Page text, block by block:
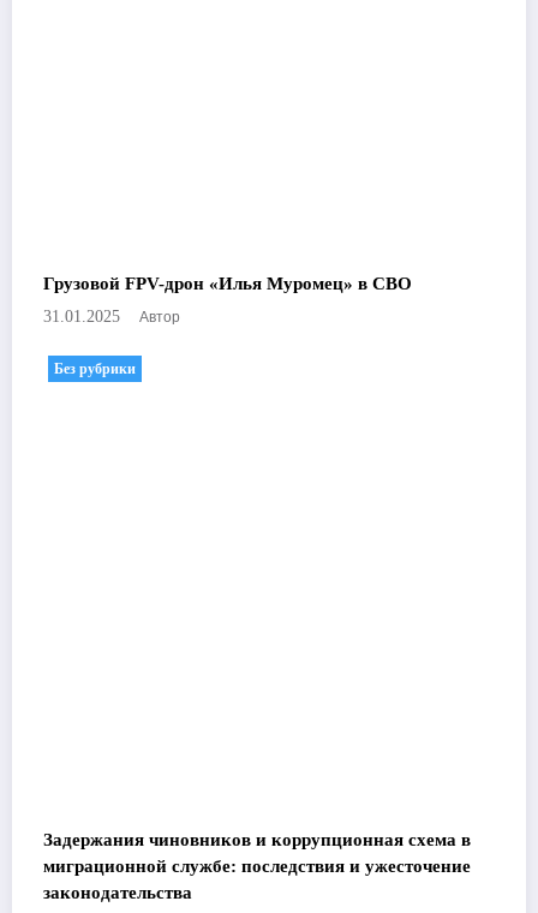
Грузовой FPV-дрон «Илья Муромец» в СВО
31.01.2025 Автор
Без рубрики
Задержания чиновников и коррупционная схема в
миграционной службе: последствия и ужесточение
законодательства